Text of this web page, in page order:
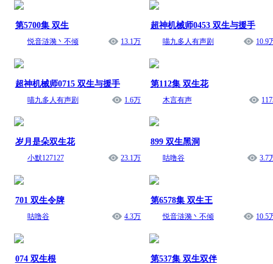
第5700集 双生
悦音涟漪丶不倾 13.1万
超神机械师0715 双生与援手
喵九多人有声剧 1.6万
岁月是朵双生花
小默127127 23.1万
701 双生令牌
咕噜谷 4.3万
074 双生根
超神机械师0453 双生与援手
喵九多人有声剧 10.9
第112集 双生花
木言有声
899 双生黑洞
咕噜谷 3.7
第6578集 双生王
悦音涟漪丶不倾 10.5
第537集 双生双伴